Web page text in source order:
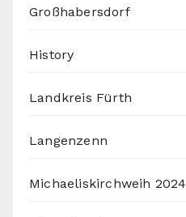
Großhabersdorf
History
Landkreis Fürth
Langenzenn
Michaeliskirchweih 2024